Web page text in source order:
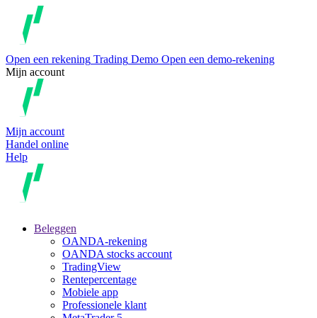
Open een rekening Trading Demo Open een demo-rekening
Mijn account
Mijn account
Handel online
Help
Beleggen
OANDA-rekening
OANDA stocks account
TradingView
Rentepercentage
Mobiele app
Professionele klant